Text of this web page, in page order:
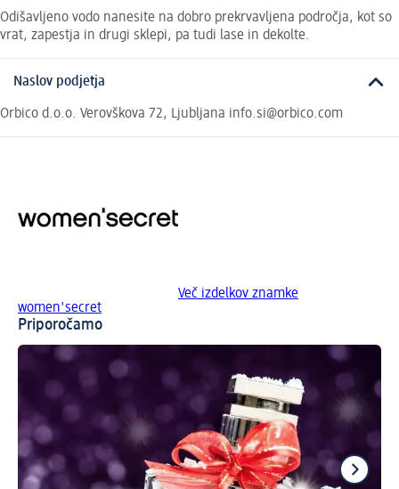
Odišavljeno vodo nanesite na dobro prekrvavljena področja, kot so
vrat, zapestja in drugi sklepi, pa tudi lase in dekolte.
Naslov podjetja
Orbico d.o.o. Verovškova 72, Ljubljana info.si@orbico.com
Več izdelkov znamke
women'secret
Priporočamo